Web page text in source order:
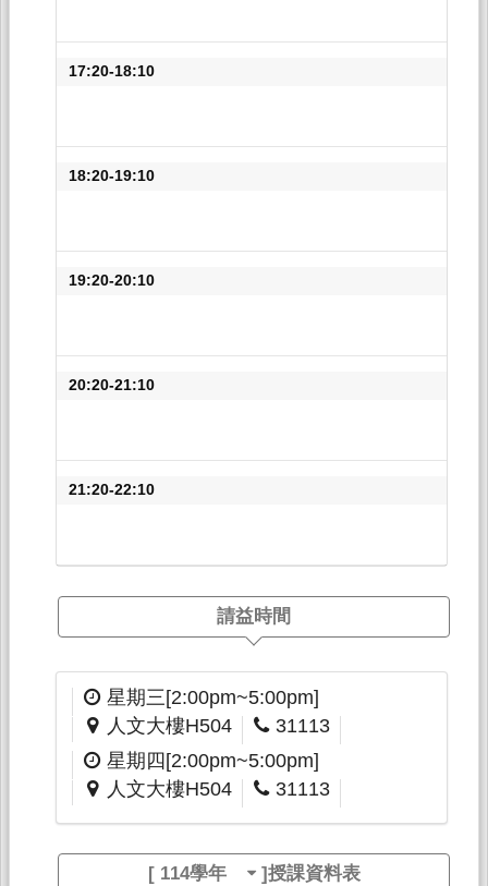
17:20-18:10
18:20-19:10
19:20-20:10
20:20-21:10
21:20-22:10
請益時間
星期三[2:00pm~5:00pm]
人文大樓H504
31113
星期四[2:00pm~5:00pm]
人文大樓H504
31113
[ 114學年 ]授課資料表